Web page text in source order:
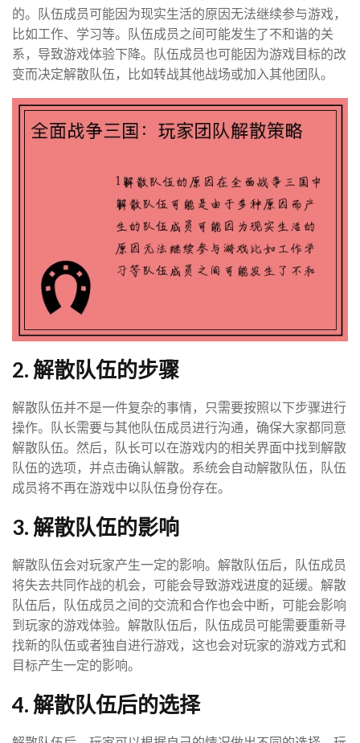
的。队伍成员可能因为现实生活的原因无法继续参与游戏，
比如工作、学习等。队伍成员之间可能发生了不和谐的关
系，导致游戏体验下降。队伍成员也可能因为游戏目标的改
变而决定解散队伍，比如转战其他战场或加入其他团队。
2. 解散队伍的步骤
解散队伍并不是一件复杂的事情，只需要按照以下步骤进行
操作。队长需要与其他队伍成员进行沟通，确保大家都同意
解散队伍。然后，队长可以在游戏内的相关界面中找到解散
队伍的选项，并点击确认解散。系统会自动解散队伍，队伍
成员将不再在游戏中以队伍身份存在。
3. 解散队伍的影响
解散队伍会对玩家产生一定的影响。解散队伍后，队伍成员
将失去共同作战的机会，可能会导致游戏进度的延缓。解散
队伍后，队伍成员之间的交流和合作也会中断，可能会影响
到玩家的游戏体验。解散队伍后，队伍成员可能需要重新寻
找新的队伍或者独自进行游戏，这也会对玩家的游戏方式和
目标产生一定的影响。
4. 解散队伍后的选择